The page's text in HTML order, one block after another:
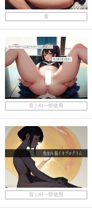
音
音 | AI一部使用
音 | AI一部使用